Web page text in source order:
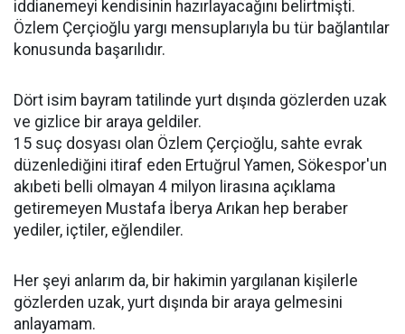
iddianemeyi kendisinin hazırlayacağını belirtmişti.
Özlem Çerçioğlu yargı mensuplarıyla bu tür bağlantılar
konusunda başarılıdır.
Dört isim bayram tatilinde yurt dışında gözlerden uzak
ve gizlice bir araya geldiler.
15 suç dosyası olan Özlem Çerçioğlu, sahte evrak
düzenlediğini itiraf eden Ertuğrul Yamen, Sökespor'un
akıbeti belli olmayan 4 milyon lirasına açıklama
getiremeyen Mustafa İberya Arıkan hep beraber
yediler, içtiler, eğlendiler.
Her şeyi anlarım da, bir hakimin yargılanan kişilerle
gözlerden uzak, yurt dışında bir araya gelmesini
anlayamam.